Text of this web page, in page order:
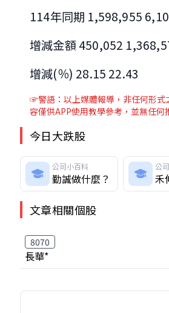
114年同期 1,598,955
增減金額 450,052
增減(％) 28.15 22.43
☞警語：以上媒體報導，非任何形
容僅供APP使用教學參考，並無任何
今日大跌股
公司小百科
勤誠做什麼？
公
禾
文章相關個股
8070
長華*